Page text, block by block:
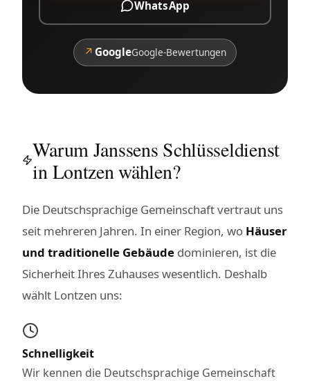
WhatsApp
↗ GoogleGoogle-Bewertungen
Warum Janssens Schlüsseldienst
in Lontzen wählen?
Die Deutschsprachige Gemeinschaft vertraut uns
seit mehreren Jahren. In einer Region, wo Häuser
und traditionelle Gebäude dominieren, ist die
Sicherheit Ihres Zuhauses wesentlich. Deshalb
wählt Lontzen uns:
Schnelligkeit
Wir kennen die Deutschsprachige Gemeinschaft